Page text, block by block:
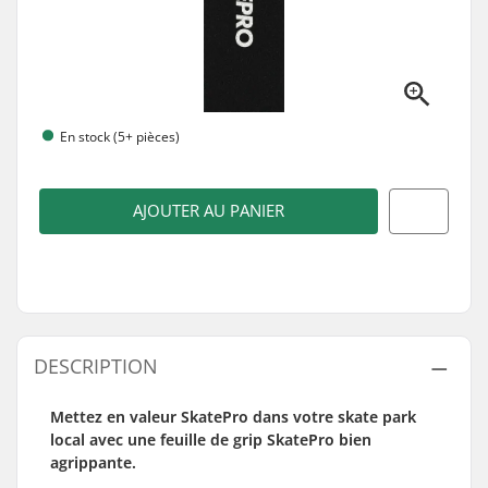
En stock (5+ pièces)
AJOUTER AU PANIER
DESCRIPTION
Mettez en valeur SkatePro dans votre skate park
local avec une feuille de grip SkatePro bien
agrippante.